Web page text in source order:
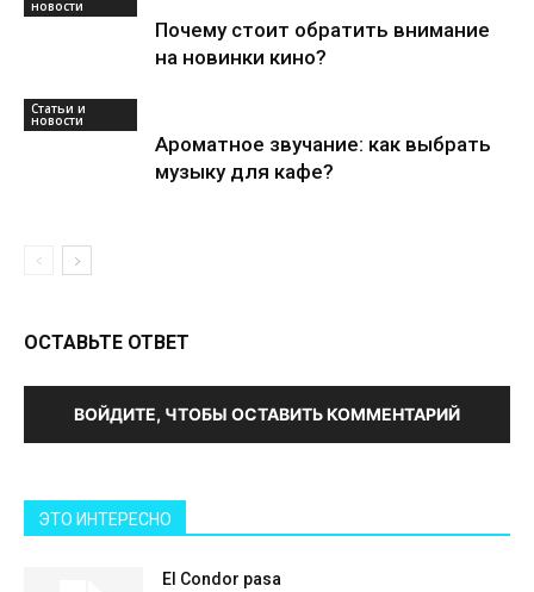
новости
Почему стоит обратить внимание
на новинки кино?
Статьи и
новости
Ароматное звучание: как выбрать
музыку для кафе?
ОСТАВЬТЕ ОТВЕТ
ВОЙДИТЕ, ЧТОБЫ ОСТАВИТЬ КОММЕНТАРИЙ
ЭТО ИНТЕРЕСНО
El Condor pasa